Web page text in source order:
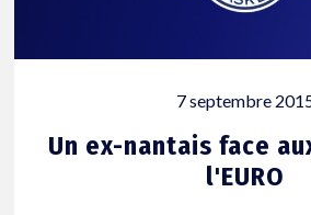
7 septembre
Un ex-nantais face
l'EURO